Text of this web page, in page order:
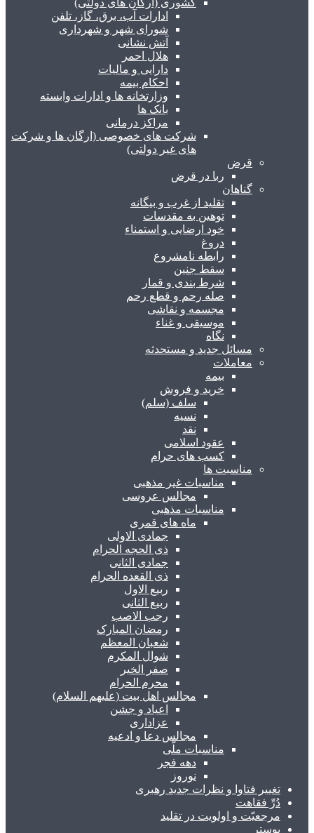
کشوری (ارگان های دولتی)
ادارات آب، برق، گاز، تلفن
شورای شهر و شهرداری
آتش نشانی
هلال احمر
دارایی و مالیات
احکام بیمه
وزارتخانه ها و ادارات وابسته
بانک ها
مراکز درمانی
شرکت های خصوصی (ارگان ها و شرکت
های غیر دولتی)
قرض
ربا در قرض
گناهان
تقلید از غرب و بیگانه
توهین به مقدسات
خود ارضایی و استمناء
دروغ
رابطه نامشروع
سقط جنین
شرط بندی و قمار
صله رحم و قطع رحم
مجسمه و نقاشی
موسیقی و غناء
نگاه
مسائل جدید و مستحدثه
معاملات
بیمه
خرید و فروش
سلف (سلم)
نسیه
نقد
عقود اسلامی
کسب های حرام
مناسبت ها
مناسبات غیر مذهبی
مجالس عروسی
مناسبات مذهبی
ماه های قمری
جمادی الاولی
ذی الحجه الحرام
جمادی الثانی
ذی القعده الحرام
ربیع الاول
ربیع الثانی
رجب الاصب
رمضان المبارک
شعبان المعظم
شوال المکرم
صفر الخیر
محرم الحرام
مجالس اهل بیت (علیهم السلام)
اعیاد و جشن
عزاداری
مجالس دعا و ادعیه
مناسبات ملّی
دهه فجر
نوروز
تغییر فتاوا و نظرات جدید رهبری
دُرِّ فقاهت
مرجعیّت و اولویت در تقلید
پوستر